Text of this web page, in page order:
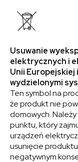
Usuwanie
elektrycznych i
Unii Europejskiej
wydzielonymi
Ten symbol na
że produkt nie
domowych.
punktu, który
urządzeń
usunięcie
negatywnym